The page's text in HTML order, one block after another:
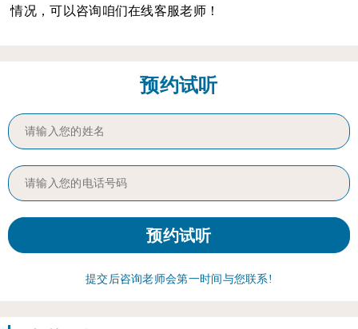
情况，可以咨询咱们在线客服老师！
预约试听
提交后咨询老师会第一时间与您联系!